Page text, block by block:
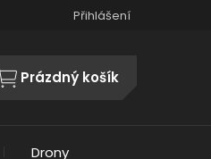
Přihlášení
NÁKUPNÍ
Prázdný košík
Drony